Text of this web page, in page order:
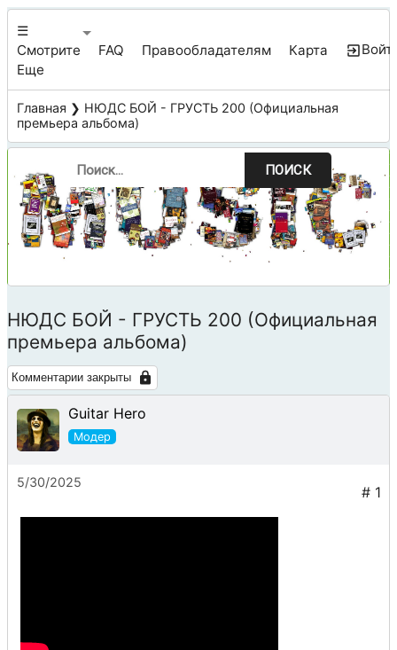
☰
Смотрите
Еще
FAQ Правообладателям Карта
Главная ❯ НЮДС БОЙ - ГРУСТЬ 200 (Официальная
премьера альбома)
ПОИСК
НЮДС БОЙ - ГРУСТЬ 200 (Официальная
премьера альбома)
Комментарии закрыты
Guitar Hero
5/30/2025